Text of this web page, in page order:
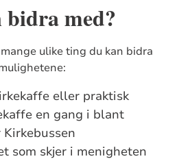
med?
ulike ting du kan bidra
eller praktisk
en gang i blant
som skjer i menigheten